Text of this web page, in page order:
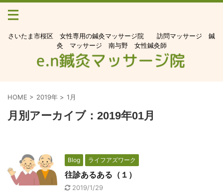
さいたま市桜区 女性専用の鍼灸マッサージ院 訪問マッサージ 鍼
灸 マッサージ 南与野 女性鍼灸師
HOME > 2019年 > 1月
月別アーカイブ：2019年01月
Blog ライフアズワーク
往診あるある（１）
2019/1/29